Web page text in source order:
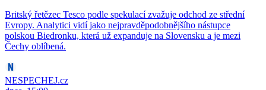
Britský řetězec Tesco podle spekulací zvažuje odchod ze střední
Evropy. Analytici vidí jako nejpravděpodobnějšího nástupce
polskou Biedronku, která už expanduje na Slovensku a je mezi
Čechy oblíbená.
NESPECHEJ.cz